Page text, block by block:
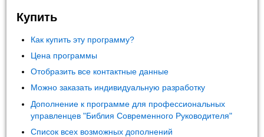
Купить
Как купить эту программу?
Цена программы
Отобразить все контактные данные
Можно заказать индивидуальную разработку
Дополнение к программе для профессиональных
управленцев "Библия Современного Руководителя"
Список всех возможных дополнений